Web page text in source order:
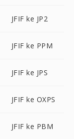
JFIF ke JP2
JFIF ke PPM
JFIF ke JPS
JFIF ke OXPS
JFIF ke PBM